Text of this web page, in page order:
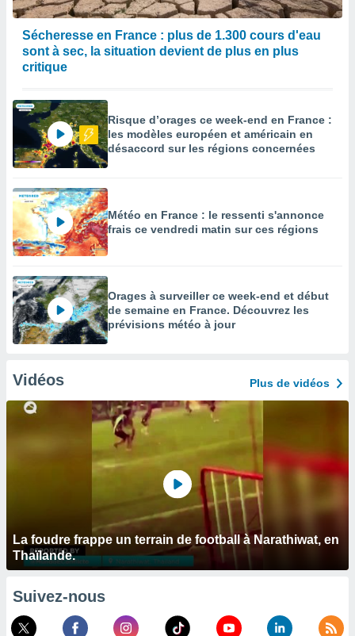
Sécheresse en France : plus de 1.300 cours d'eau
sont à sec, la situation devient de plus en plus
critique
Risque d’orages ce week-end en France :
les modèles européen et américain en
désaccord sur les régions concernées
Météo en France : le ressenti s'annonce
frais ce vendredi matin sur ces régions
Orages à surveiller ce week-end et début
de semaine en France. Découvrez les
prévisions météo à jour
Vidéos Plus de vidéos
La foudre frappe un terrain de football à Narathiwat, en
Thaïlande.
Suivez-nous